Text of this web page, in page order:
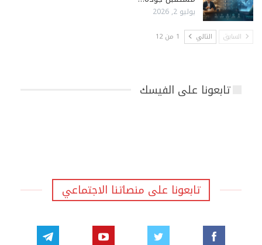
يوليو 2, 2026
السابق التالي 1 من 12
تابعونا على الفيسك
تابعونا على منصاتنا الاجتماعي